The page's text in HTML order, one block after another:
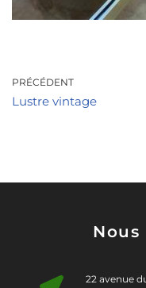
PRÉCÉDENT
Lustre vintage
22 avenue